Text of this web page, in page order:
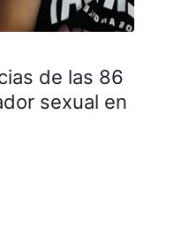
de las 86
sexual en